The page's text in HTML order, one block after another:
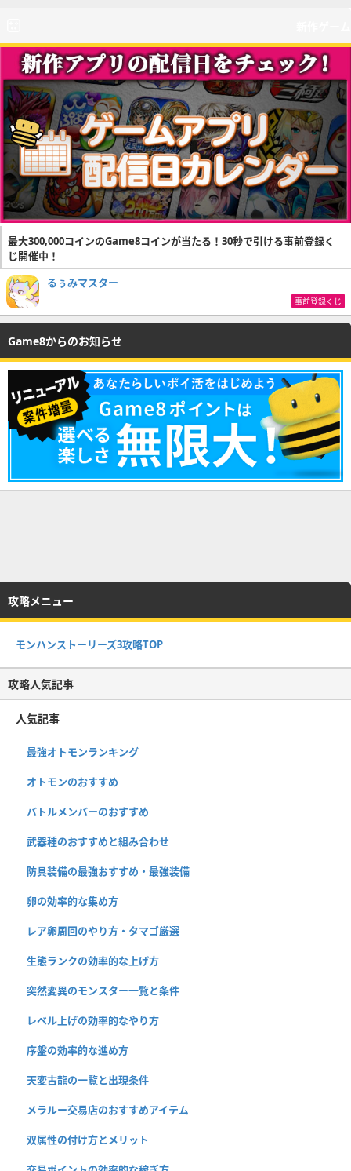
最大300,000コインのGame8コインが当たる！30秒で引ける事前登録く
じ開催中！
るぅみマスター
事前登録くじ
Game8からのお知らせ
攻略メニュー
モンハンストーリーズ3攻略TOP
攻略人気記事
人気記事
最強オトモンランキング
オトモンのおすすめ
バトルメンバーのおすすめ
武器種のおすすめと組み合わせ
防具装備の最強おすすめ・最強装備
卵の効率的な集め方
レア卵周回のやり方・タマゴ厳選
生態ランクの効率的な上げ方
突然変異のモンスター一覧と条件
レベル上げの効率的なやり方
序盤の効率的な進め方
天変古龍の一覧と出現条件
メラルー交易店のおすすめアイテム
双属性の付け方とメリット